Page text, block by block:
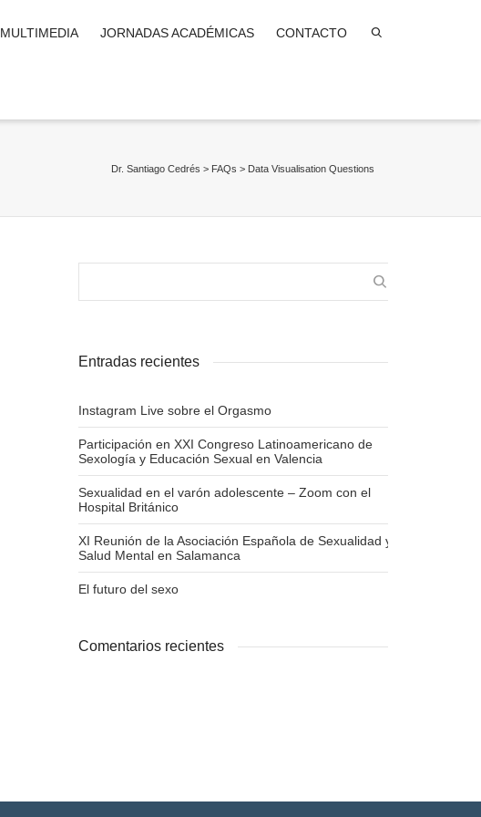
MULTIMEDIA JORNADAS ACADÉMICAS CONTACTO
Dr. Santiago Cedrés > FAQs > Data Visualisation Questions
Entradas recientes
Instagram Live sobre el Orgasmo
Participación en XXI Congreso Latinoamericano de
Sexología y Educación Sexual en Valencia
Sexualidad en el varón adolescente – Zoom con el
Hospital Británico
XI Reunión de la Asociación Española de Sexualidad y
Salud Mental en Salamanca
El futuro del sexo
Comentarios recientes